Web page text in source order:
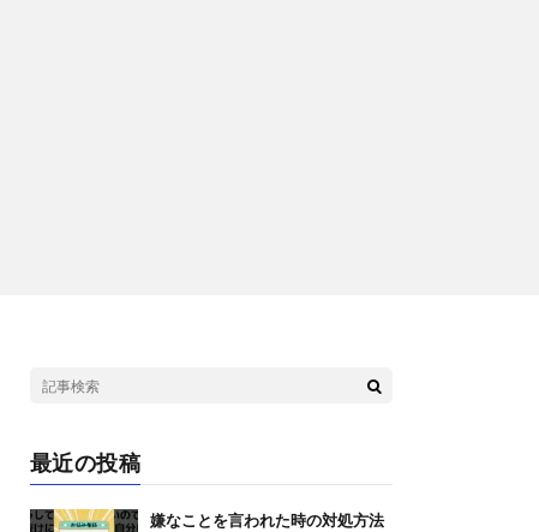
最近の投稿
嫌なことを言われた時の対処方法